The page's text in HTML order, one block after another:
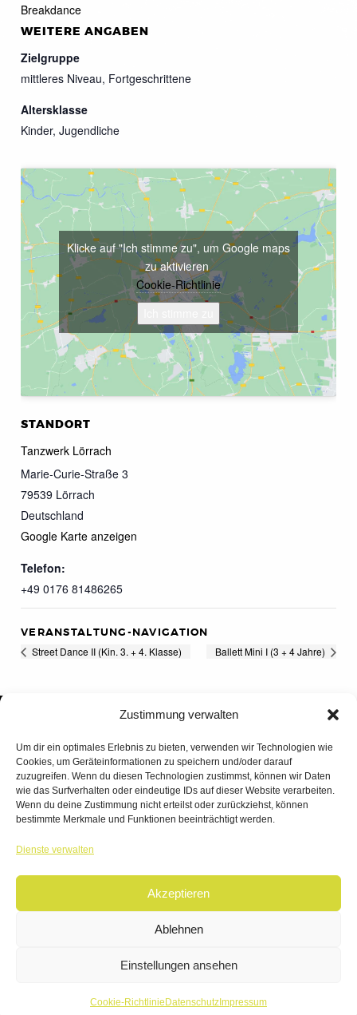
Zustimmung verwalten
Um dir ein optimales Erlebnis zu bieten, verwenden wir Technologien wie
Cookies, um Geräteinformationen zu speichern und/oder darauf
zuzugreifen. Wenn du diesen Technologien zustimmst, können wir Daten
wie das Surfverhalten oder eindeutige IDs auf dieser Website verarbeiten.
Wenn du deine Zustimmung nicht erteilst oder zurückziehst, können
bestimmte Merkmale und Funktionen beeinträchtigt werden.
Dienste verwalten
Akzeptieren
Ablehnen
Einstellungen ansehen
Cookie-Richtlinie Datenschutz Impressum
Breakdance
WEITERE ANGABEN
Zielgruppe
mittleres Niveau, Fortgeschrittene
Altersklasse
Kinder, Jugendliche
STANDORT
Tanzwerk Lörrach
Marie-Curie-Straße 3
79539 Lörrach
Deutschland
Google Karte anzeigen
Telefon:
+49 0176 81486265
Klicke auf "Ich stimme zu", um Google maps
zu aktivieren
Cookie-Richtlinie
VERANSTALTUNG-NAVIGATION
Street Dance II (Kin. 3. + 4. Klasse) Ballett Mini I (3 + 4 Jahre)
© 2026 | TANZWERK
DATENSCHUTZ